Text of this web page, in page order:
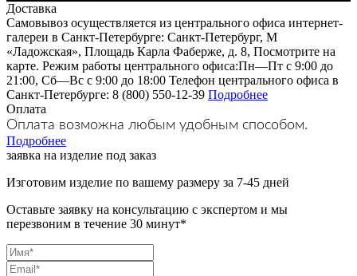
Доставка
Самовывоз осуществляется из центрального офиса интернет-
галереи в Санкт-Петербурге: Санкт-Петербург, М
«Ладожская», Площадь Карла Фаберже, д. 8, Посмотрите на
карте. Режим работы центрального офиса:Пн—Пт с 9:00 до
21:00, Сб—Вс с 9:00 до 18:00 Телефон центрального офиса в
Санкт-Петербурге: 8 (800) 550-12-39 Подробнее
Оплата
Оплата возможна любым удобным способом.
Подробнее
заявка на изделие под заказ
Изготовим изделие по вашему размеру за 7-45 дней
Оставьте заявку на консультацию с экспертом и мы
перезвоним в течение 30 минут*